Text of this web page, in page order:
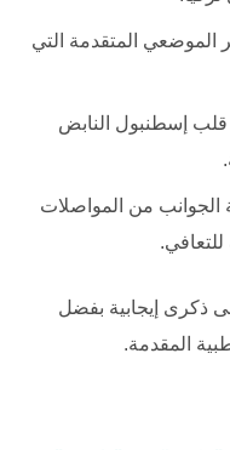
الموضعي المتقدمة التي
قلب إسطنبول النابض
الجوانب من المواصلات
للتعافي.
ذكرى إيجابية بفضل
المقدمة.